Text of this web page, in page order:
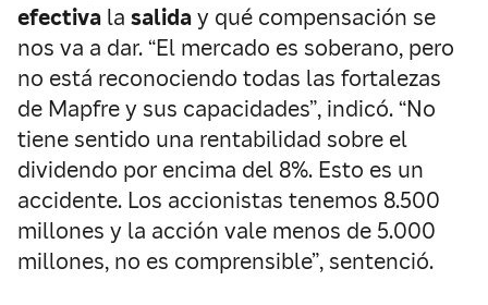
efectiva la saliday qué compensación se
nos va a dar. “El mercado es soberano, pero
no está reconociendo todas las fortalezas
de Mapfre y sus capacidades”, indicó. “No
tiene sentido una rentabilidad sobre el
dividendo por encima del 8%. Esto es un
accidente. Los accionistas tenemos 8.500
millones y la acción vale menos de 5.000
millones, no es comprensible”, sentenció.